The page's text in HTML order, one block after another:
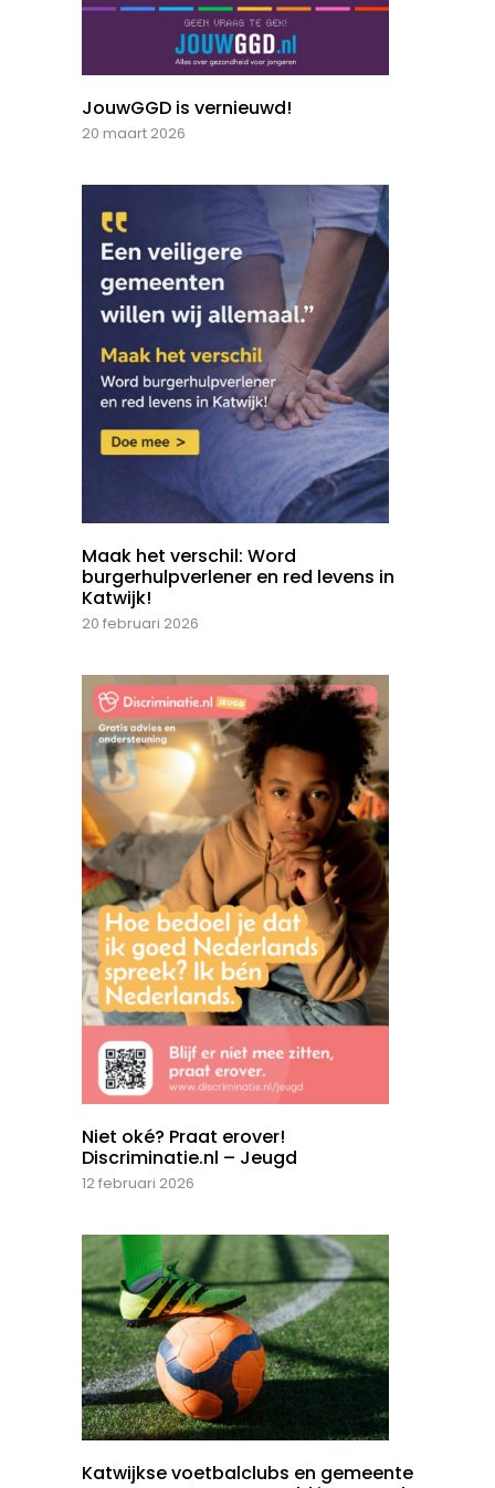
JouwGGD is vernieuwd!
20 maart 2026
Maak het verschil: Word
burgerhulpverlener en red levens in
Katwijk!
20 februari 2026
Niet oké? Praat erover!
Discriminatie.nl – Jeugd
12 februari 2026
Katwijkse voetbalclubs en gemeente